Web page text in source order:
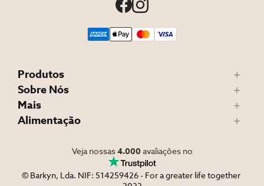
Produtos
Sobre Nós
Mais
Alimentação
Veja nossas 4.000 avaliações no
© Barkyn, Lda. NIF: 514259426 - For a greater life together